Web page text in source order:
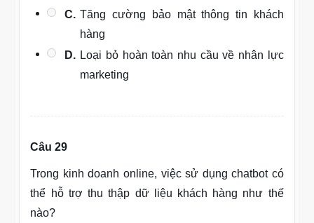
C. Tăng cường bảo mật thông tin khách
hàng
D. Loại bỏ hoàn toàn nhu cầu về nhân lực
marketing
Câu 29
Trong kinh doanh online, việc sử dụng chatbot có
thể hỗ trợ thu thập dữ liệu khách hàng như thế
nào?